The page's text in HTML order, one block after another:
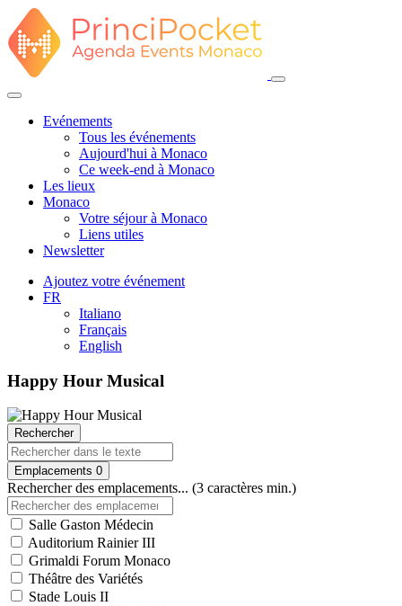
Evénements
Tous les événements
Aujourd'hui à Monaco
Ce week-end à Monaco
Les lieux
Monaco
Votre séjour à Monaco
Liens utiles
Newsletter
Ajoutez votre événement
FR
Italiano
Français
English
Happy Hour Musical
Rechercher
Emplacements 0
Rechercher des emplacements... (3 caractères min.)
Salle Gaston Médecin
Auditorium Rainier III
Grimaldi Forum Monaco
Théâtre des Variétés
Stade Louis II